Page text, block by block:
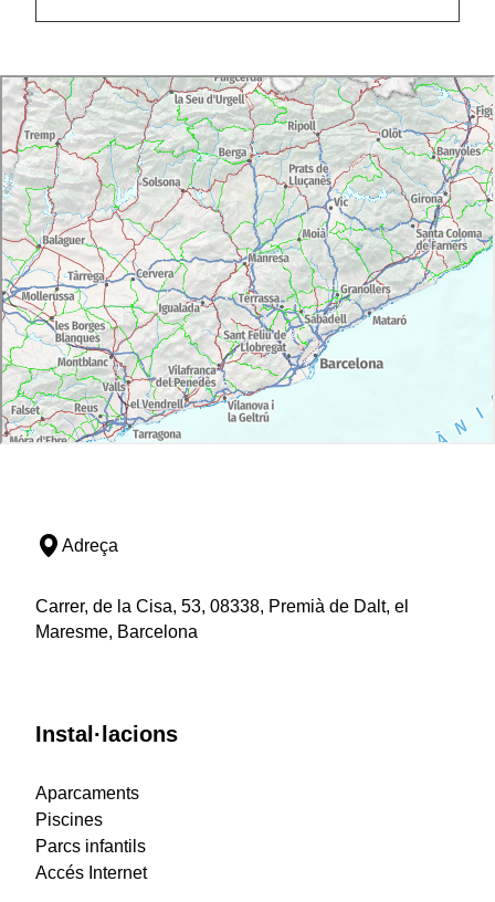
Adreça
Carrer, de la Cisa, 53, 08338, Premià de Dalt, el
Maresme, Barcelona
Instal·lacions
Aparcaments
Piscines
Parcs infantils
Accés Internet